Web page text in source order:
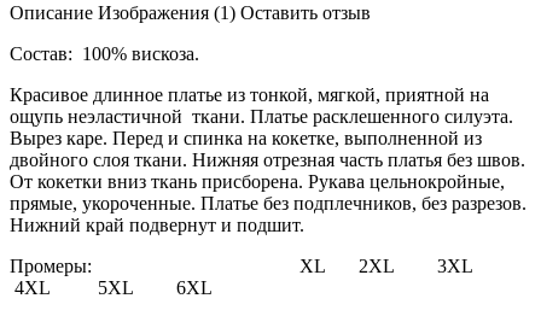
Описание Изображения (1) Оставить отзыв
Состав: 100% вискоза.
Красивое длинное платье из тонкой, мягкой, приятной на
ощупь неэластичной ткани. Платье расклешенного силуэта.
Вырез каре. Перед и спинка на кокетке, выполненной из
двойного слоя ткани. Нижняя отрезная часть платья без швов.
От кокетки вниз ткань присборена. Рукава цельнокройные,
прямые, укороченные. Платье без подплечников, без разрезов.
Нижний край подвернут и подшит.
Промеры: XL 2XL 3XL
4XL 5XL 6XL